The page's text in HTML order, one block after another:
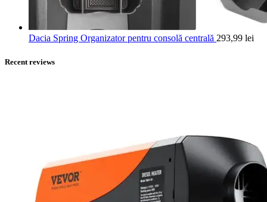
Dacia Spring Organizator pentru consolă centrală 293,99 lei
Recent reviews